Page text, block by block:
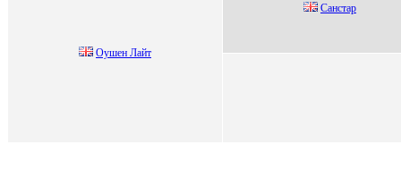
Оушeн Лaйт
Санcтаp